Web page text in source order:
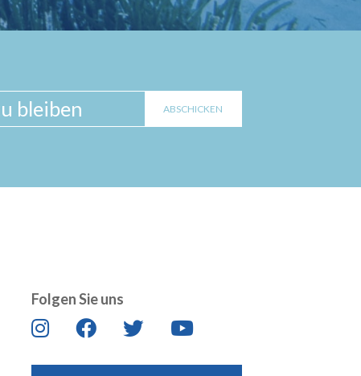
Folgen Sie uns